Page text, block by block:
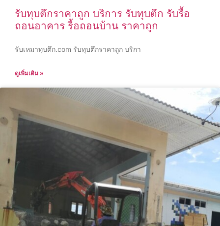
รับทุบตึกราคาถูก บริการ รับทุบตึก รับรื้อ
ถอนอาคาร รื้อถอนบ้าน ราคาถูก
รับเหมาทุบตึก.com รับทุบตึกราคาถูก บริกา
ดูเพิ่มเติม »